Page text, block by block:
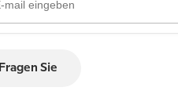
Fragen Sie